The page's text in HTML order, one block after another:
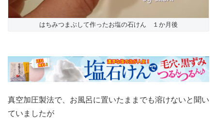
はちみつまぶして作ったお塩の石けん １か月後
真空加圧製法で、お風呂に置いたままでも溶けないと聞い
ていましたが